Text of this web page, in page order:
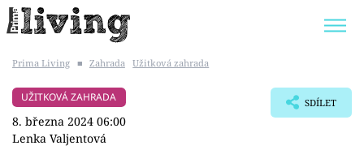
BYDLENÍ SLAVNÝCH
Prima Living ■ Zahrada Užitková zahrada
UŽITKOVÁ ZAHRADA
8. března 2024 06:00
Lenka Valjentová
SDÍLET